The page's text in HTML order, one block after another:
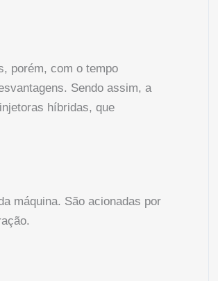
porém, com o tempo
Sendo assim, a
híbridas, que
máquina. São acionadas por